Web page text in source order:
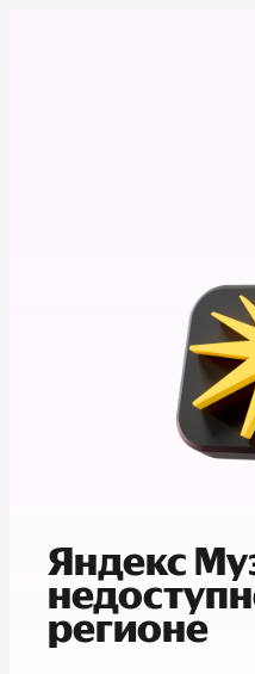
Яндекс
регионе